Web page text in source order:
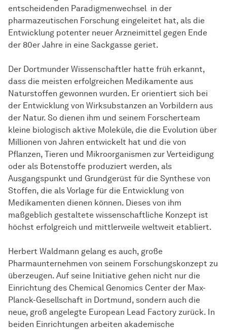
entscheidenden Paradigmenwechsel in der
pharmazeutischen Forschung eingeleitet hat, als die
Ent­wick­lung potenter neuer Arzneimittel gegen Ende
der 80er Jahre in eine Sackgasse geriet.
Der Dortmunder Wissenschaftler hatte früh erkannt,
dass die meisten erfolgreichen Medikamente aus
Naturstoffen gewonnen wurden. Er orientiert sich bei
der Ent­wick­lung von Wirksubstanzen an Vorbildern aus
der Natur. So dienen ihm und seinem Forscherteam
kleine biologisch aktive Moleküle, die die Evolution über
Millionen von Jahren entwickelt hat und die von
Pflanzen, Tieren und Mikroorganismen zur Verteidigung
oder als Botenstoffe produziert werden, als
Ausgangspunkt und Grundgerüst für die Synthese von
Stoffen, die als Vorlage für die Ent­wick­lung von
Medikamenten dienen können. Dieses von ihm
maßgeblich gestaltete wissenschaftliche Konzept ist
höchst erfolgreich und mittlerweile weltweit etabliert.
Herbert Waldmann gelang es auch, große
Pharmaunternehmen von seinem Forschungskonzept zu
überzeugen. Auf seine Initiative gehen nicht nur die
Einrichtung des Chemical Genomics Center der Max-
Planck-Gesellschaft in Dortmund, sondern auch die
neue, groß angelegte European Lead Factory zurück. In
beiden Einrichtungen arbeiten akademische